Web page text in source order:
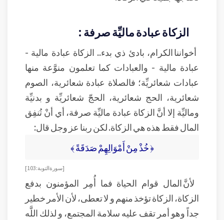
الزكاة عبادة ماليِّة صرفة :
أخواننا الكرام، بادئ ذي بدء.. الزكاة عبادة مالية -
عبادة مالية - والعبادات كما تعلمون منوَّعة منها
عبادات شعائريِّة؛ فالصلاة عبادة شعائرية، الصوم
شعائرية، الحج شعائرية، الحجّ شعائريِّة و بدنيِّة
وماليِّة إلا أنَّ الزكاة عبادة ماليِّة صرفة، أي أنْ تُنفِق
المال فقط هذه هي الزكاة. لكن ربنا عز وجل قال:
﴿ خُذْ مِنْ أَمْوَالِهِمْ صَدَقَةً ﴾
[ سورة التوبة: 103]
لأنَّ المال قوام الحياة فما أُمِر المؤمنون بدفع
الزكاة، الزكاة تؤخذ منهم و لا تعطى، لأن الأمر خطير
جداً وهو أمر تقف عليه سلامة المجتمع، و لذلك اللَّه